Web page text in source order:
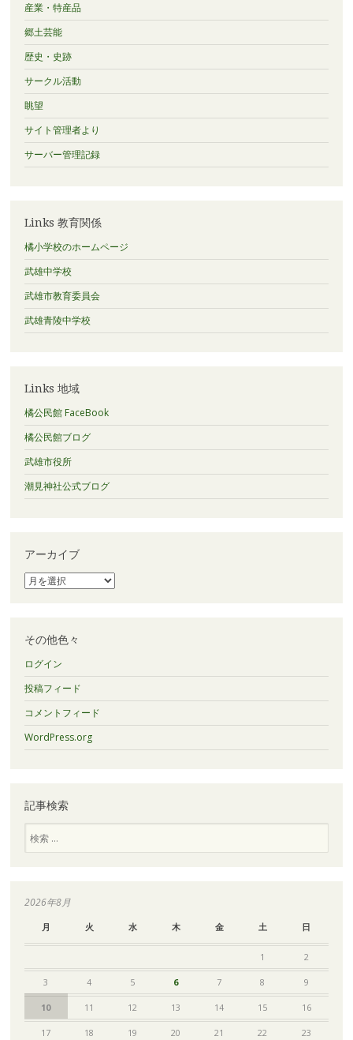
産業・特産品
郷土芸能
歴史・史跡
サークル活動
眺望
サイト管理者より
サーバー管理記録
Links 教育関係
橘小学校のホームページ
武雄中学校
武雄市教育委員会
武雄青陵中学校
Links 地域
橘公民館 FaceBook
橘公民館ブログ
武雄市役所
潮見神社公式ブログ
アーカイブ
ア
ー
ブ
その他色々
ログイン
投稿フィード
コメントフィード
WordPress.org
記事検索
索
2026年8月
月 火 水 木 金 土 日
1 2
3 4 5 6 7 8 9
10 11 12 13 14 15 16
17 18 19 20 21 22 23